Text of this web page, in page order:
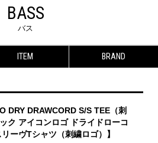
BASS
バス
ITEM BRAND
DRY DRAWCORD S/S TEE（刺
ク アイコンロゴ ドライドローコ
ーヴTシャツ（刺繍ロゴ）】